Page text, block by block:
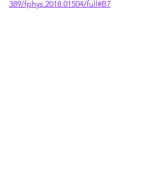
389/fphys.2018.01504/full#B7